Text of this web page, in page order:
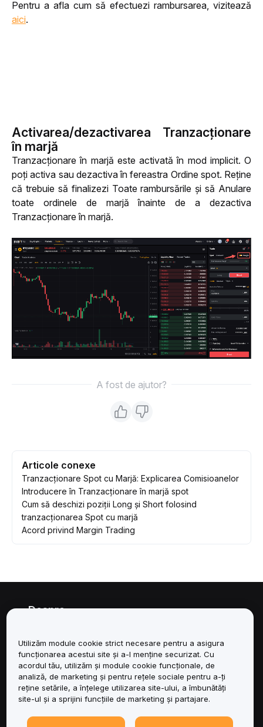
aici.
Activarea/dezactivarea Tranzacționare
în marjă
Tranzacționare în marjă este activată în mod implicit. O
poți activa sau dezactiva în fereastra Ordine spot. Reține
că trebuie să finalizezi Toate rambursările și să Anulare
toate ordinele de marjă înainte de a dezactiva
Tranzacționare în marjă.
A fost de ajutor?
Articole conexe
Tranzacționare Spot cu Marjă: Explicarea Comisioanelor
Introducere în Tranzacționare în marjă spot
Cum să deschizi poziții Long și Short folosind
tranzacționarea Spot cu marjă
Acord privind Margin Trading
Despre
Servicii
Asistență
Produse
Juridic
Utilizăm module cookie strict necesare pentru a asigura
funcționarea acestui site și a-l menține securizat. Cu
acordul tău, utilizăm și module cookie funcționale, de
analiză, de marketing și pentru rețele sociale pentru a-ți
reține setările, a înțelege utilizarea site-ului, a îmbunătăți
site-ul și a sprijini funcțiile de marketing și partajare.